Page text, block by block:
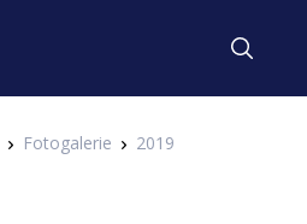
Fotogalerie 2019